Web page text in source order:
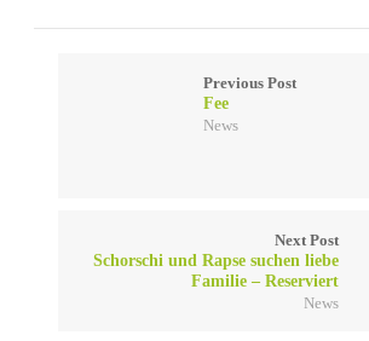
Previous Post
Fee
News
Next Post
Schorschi und Rapse suchen liebe
Familie – Reserviert
News